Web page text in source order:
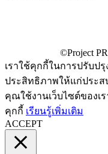
เราใช้คุกกี้ในการปรับป
ประสิทธิภาพให้แก่ประ
คุณใช้งานเว็บไซต์ของเ
คุกกี้ เรียนรู้เพิ่มเติม
ACCEPT